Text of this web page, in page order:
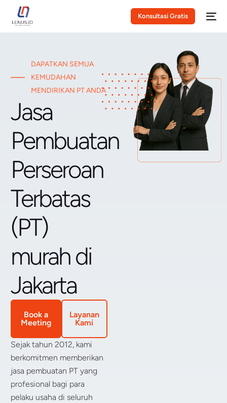
Konsultasi Gratis
DAPATKAN SEMUA
KEMUDAHAN
MENDIRIKAN PT ANDA
Jasa
Pembuatan
Perseroan
Terbatas
(PT)
murah di
Jakarta
Book a
Meeting
Layanan
Kami
Sejak tahun 2012, kami
berkomitmen memberikan
jasa pembuatan PT yang
profesional bagi para
pelaku usaha di seluruh